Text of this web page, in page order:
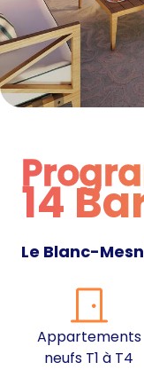
14
Le Blanc-
Appartements
neufs T1 à T4